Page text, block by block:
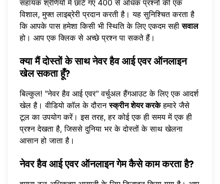
सहायक श्रेणियों में छांटे गए 400 से अधिक प्रश्नों की एक
विशाल, मुफ्त लाइब्रेरी प्रदान करती है। यह सुनिश्चित करता है
कि आपके पास हमेशा किसी भी स्थिति के लिए एकदम सहीसवाल
हो। आप एक क्लिक से अच्छे प्रश्न पा सकते हैं।
क्या मैं दोस्तों के साथ नेवर हैव आई एवर ऑनलाइन
खेल सकता हूँ?
बिल्कुल! "नेवर हैव आई एवर" वर्चुअल हैंगआउट के लिए एक आदर्श
खेल है। वीडियो कॉल के दौरानस्क्रीन शेयर करकेहमारे जैसे
टूल का उपयोग करें। इस तरह, हर कोई एक ही समय में एक ही
प्रश्न देखता है, जिससे दुनिया भर के दोस्तों के साथ खेलना
आसान हो जाता है।
नेवर हैव आई एवर ऑनलाइन गेम कैसे काम करता है?